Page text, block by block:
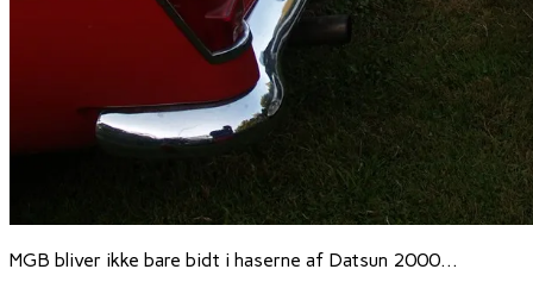
MGB bliver ikke bare bidt i haserne af Datsun 2000…